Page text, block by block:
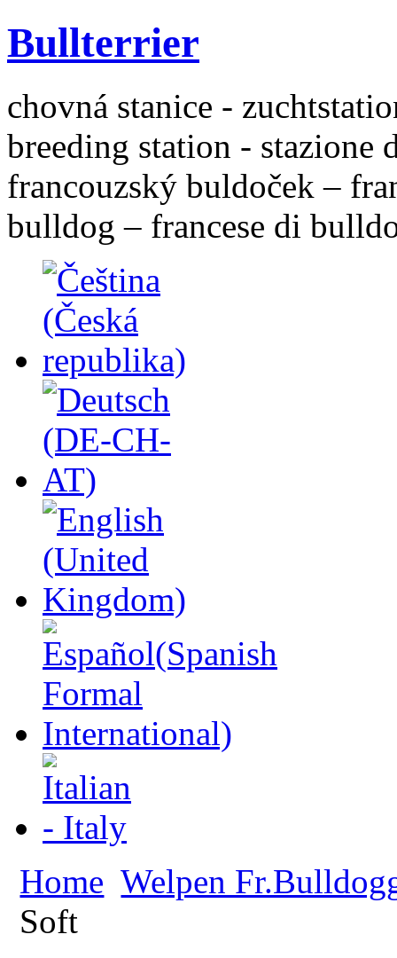
Bullterrier
chovná stanice -
breeding station - stazione
francouzský buldoček –
bulldog – francese di
Home Welpen
Soft